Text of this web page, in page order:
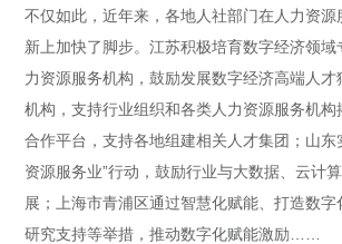
不仅如此，近年来，各地人社部门在人力资源
新上加快了脚步。江苏积极培育数字经济领域
力资源服务机构，鼓励发展数字经济高端人才
机构，支持行业组织和各类人力资源服务机构
合作平台，支持各地组建相关人才集团；山东
资源服务业”行动，鼓励行业与大数据、云计
展；上海市青浦区通过智慧化赋能、打造数
研究支持等举措，推动数字化赋能激励……